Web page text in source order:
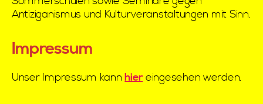
Antiziganismus und Kulturveranstaltungen mit Sinn.
Impressum
Unser Impressum kannhiereingesehen werden.